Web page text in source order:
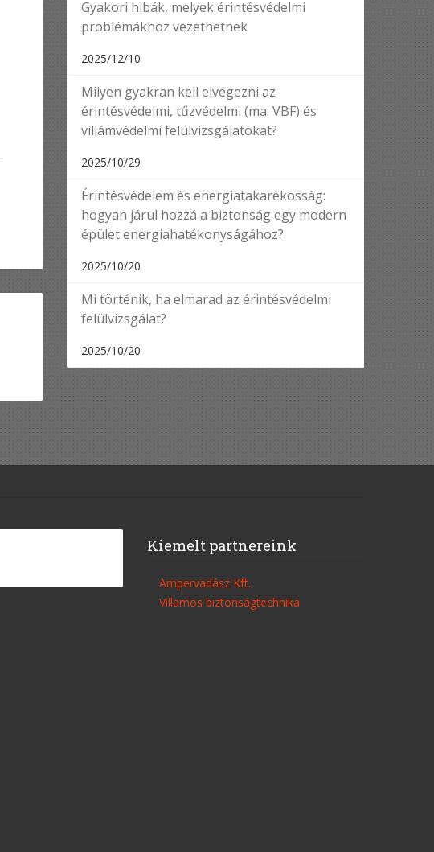
Gyakori hibák, melyek érintésvédelmi
problémákhoz vezethetnek
2025/12/10
Milyen gyakran kell elvégezni az
érintésvédelmi, tűzvédelmi (ma: VBF) és
villámvédelmi felülvizsgálatokat?
2025/10/29
Érintésvédelem és energiatakarékosság:
hogyan járul hozzá a biztonság egy modern
épület energiahatékonyságához?
2025/10/20
Mi történik, ha elmarad az érintésvédelmi
felülvizsgálat?
2025/10/20
Kiemelt partnereink
Ampervadász Kft.
Villamos biztonságtechnika